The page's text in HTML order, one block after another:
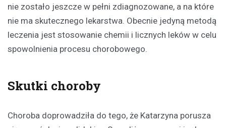
nie zostało jeszcze w pełni zdiagnozowane, a na które
nie ma skutecznego lekarstwa. Obecnie jedyną metodą
leczenia jest stosowanie chemii i licznych leków w celu
spowolnienia procesu chorobowego.
Skutki choroby
Choroba doprowadziła do tego, że Katarzyna porusza